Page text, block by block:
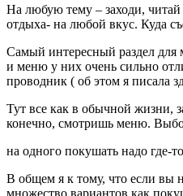
На любую тему – заходи,
отдыха- на любой вкус. Куда
Самый интересный раздел для
и меню у них очень сильно
проводник ( об этом я писала
Тут все как в обычной жизни,
конечно, смотришь меню.
на одного покушать надо где-
В общем я к тому, что если вы
множество вариантов как